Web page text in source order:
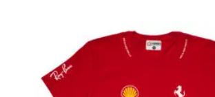
de
precios:
$70.000